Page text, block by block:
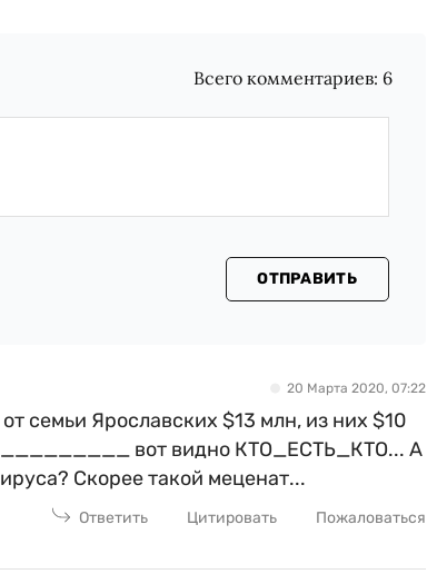
Всего комментариев: 6
ОТПРАВИТЬ
20 Марта 2020, 07:22
семьи Ярославских $13 млн, из них $10
вот видно КТО_ЕСТЬ_КТО... А
Скорее такой меценат...
Ответить Цитировать Пожаловаться